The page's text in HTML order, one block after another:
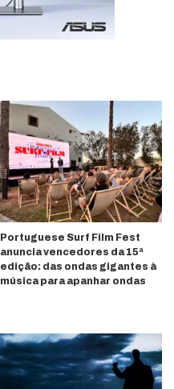
Portuguese Surf Film Fest
anuncia vencedores da 15ª
edição: das ondas gigantes à
música para apanhar ondas